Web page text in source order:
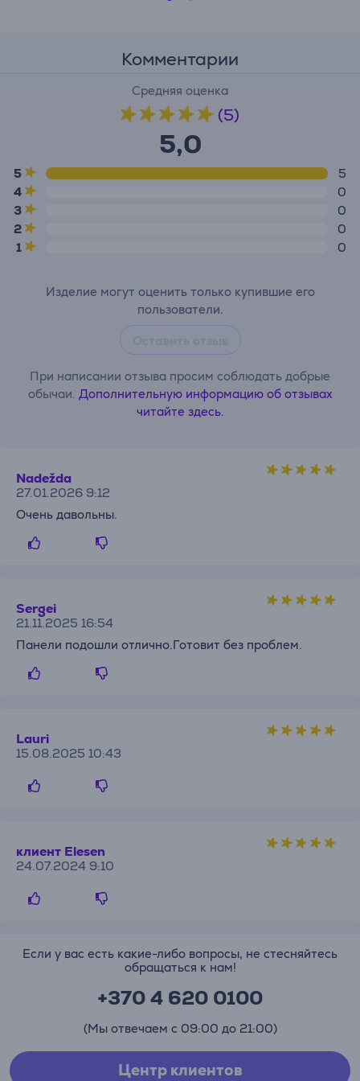
Комментарии
Средняя оценка
(5)
5,0
5
5
4
0
3
0
2
0
1
0
Изделие могут оценить только купившие его
пользователи.
При написании отзыва просим соблюдать добрые
обычаи. Дополнительную информацию об отзывах
читайте здесь.
Nadežda
27.01.2026 9:12
Очень давольны.
Sergei
21.11.2025 16:54
Панели подошли отлично.Готовит без проблем.
Lauri
15.08.2025 10:43
клиент Elesen
24.07.2024 9:10
Если у вас есть какие-либо вопросы, не стесняйтесь
обращаться к нам!
+370 4 620 0100
(Мы отвечаем с 09:00 до 21:00)
Центр клиентов